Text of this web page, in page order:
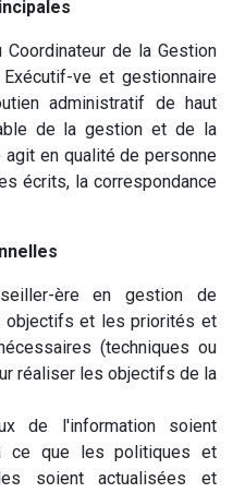
de la Gestion
Exécutif-ve et gestionnaire
administratif de haut
de la gestion et de la
en qualité de personne
écrits, la correspondance
ère en gestion de
objectifs et les priorités et
(techniques ou
réaliser les objectifs de la
de l'information soient
ce que les politiques et
soient actualisées et